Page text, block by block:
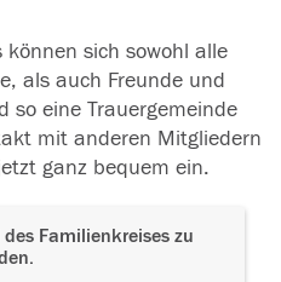
sich sowohl alle
als auch Freunde und
so eine Trauergemeinde
mit anderen Mitgliedern
ganz bequem ein.
Familienkreises zu